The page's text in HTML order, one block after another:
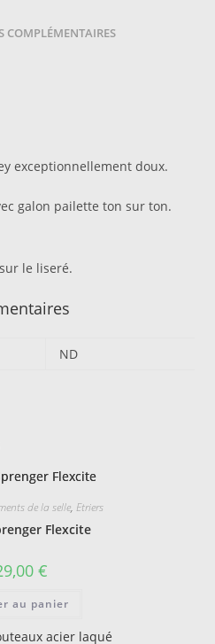
COMPLÉMENTAIRES
exceptionnellement doux.
galon pailette ton sur ton.
le liseré.
ND
de la selle, Etriers
Flexcite
€
au panier